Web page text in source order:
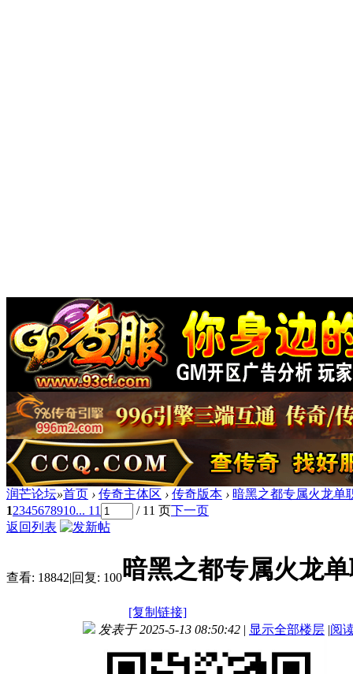
润芒论坛»首页 › 传奇主体区 › 传奇版本 › 暗黑之都专属火龙单
12345678910... 11 / 11 页下一页
返回列表
查看: 18842|回复: 100暗黑之都专属火龙
[复制链接]
发表于 2025-5-13 08:50:42 | 显示全部楼层 |阅